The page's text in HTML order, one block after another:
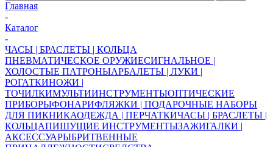
Главная
-
Каталог
-
ЧАСЫ | БРАСЛЕТЫ | КОЛЬЦА
ПНЕВМАТИЧЕСКОЕ ОРУЖИЕСИГНАЛЬНОЕ |
ХОЛОСТЫЕ ПАТРОНЫАРБАЛЕТЫ | ЛУКИ |
РОГАТКИНОЖИ |
ТОЧИЛКИМУЛЬТИИНСТРУМЕНТЫОПТИЧЕСКИЕ
ПРИБОРЫФОНАРИФЛЯЖКИ | ПОДАРОЧНЫЕ НАБОРЫ
ДЛЯ ПИКНИКАОДЕЖДА | ПЕРЧАТКИЧАСЫ | БРАСЛЕТЫ |
КОЛЬЦАПИШУЩИЕ ИНСТРУМЕНТЫЗАЖИГАЛКИ |
АКСЕССУАРЫБРИТВЕННЫЕ